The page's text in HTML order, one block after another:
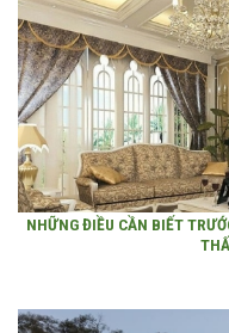
NHỮNG ĐIỀU CẦN BIẾT